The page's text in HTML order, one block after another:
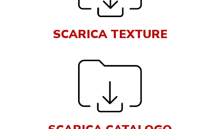
SCARICA TEXTURE